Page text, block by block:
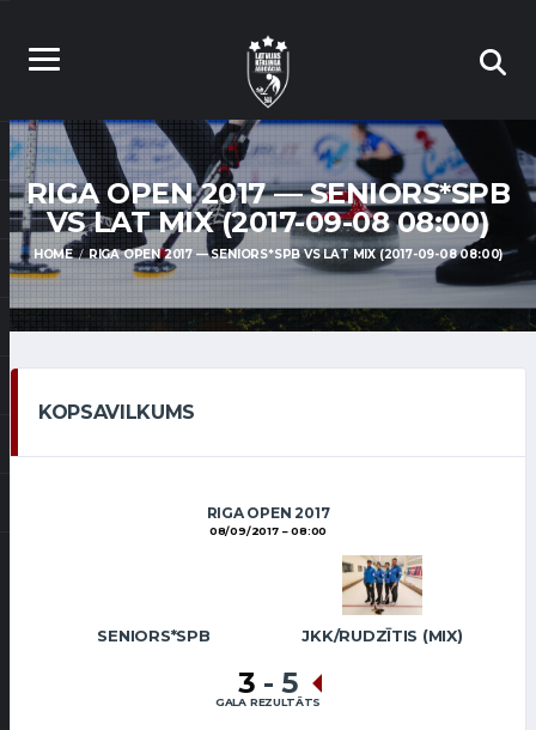
RIGA OPEN 2017 — SENIORS*SPB
VS LAT MIX (2017-09-08 08:00)
HOME RIGA OPEN 2017 — SENIORS*SPB VS LAT MIX (2017-09-08 08:00)
KOPSAVILKUMS
RIGA OPEN 2017
08/09/2017 08:00
SENIORS*SPB JKK/RUDZĪTIS (MIX)
3 - 5
GALA REZULTĀTS